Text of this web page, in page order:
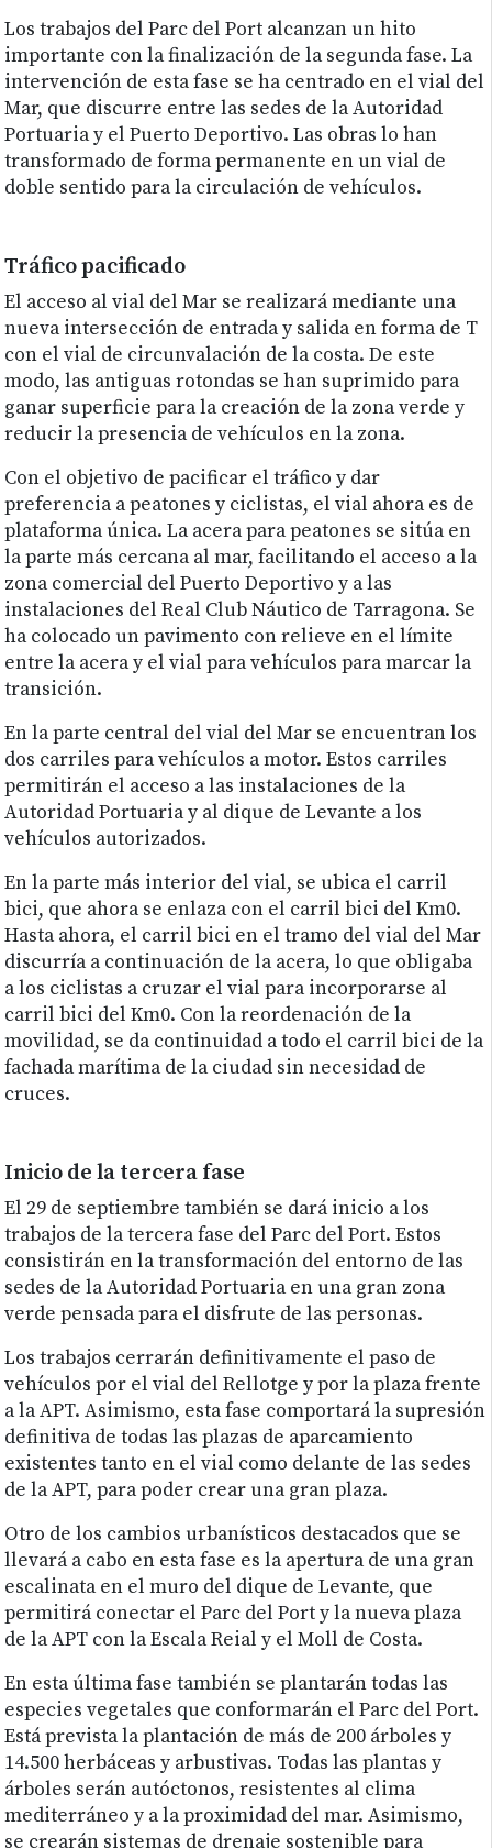
Los trabajos del Parc del Port alcanzan un hito
importante con la finalización de la segunda fase. La
intervención de esta fase se ha centrado en el vial del
Mar, que discurre entre las sedes de la Autoridad
Portuaria y el Puerto Deportivo. Las obras lo han
transformado de forma permanente en un vial de
doble sentido para la circulación de vehículos.
Tráfico pacificado
El acceso al vial del Mar se realizará mediante una
nueva intersección de entrada y salida en forma de T
con el vial de circunvalación de la costa. De este
modo, las antiguas rotondas se han suprimido para
ganar superficie para la creación de la zona verde y
reducir la presencia de vehículos en la zona.
Con el objetivo de pacificar el tráfico y dar
preferencia a peatones y ciclistas, el vial ahora es de
plataforma única. La acera para peatones se sitúa en
la parte más cercana al mar, facilitando el acceso a la
zona comercial del Puerto Deportivo y a las
instalaciones del Real Club Náutico de Tarragona. Se
ha colocado un pavimento con relieve en el límite
entre la acera y el vial para vehículos para marcar la
transición.
En la parte central del vial del Mar se encuentran los
dos carriles para vehículos a motor. Estos carriles
permitirán el acceso a las instalaciones de la
Autoridad Portuaria y al dique de Levante a los
vehículos autorizados.
En la parte más interior del vial, se ubica el carril
bici, que ahora se enlaza con el carril bici del Km0.
Hasta ahora, el carril bici en el tramo del vial del Mar
discurría a continuación de la acera, lo que obligaba
a los ciclistas a cruzar el vial para incorporarse al
carril bici del Km0. Con la reordenación de la
movilidad, se da continuidad a todo el carril bici de la
fachada marítima de la ciudad sin necesidad de
cruces.
Inicio de la tercera fase
El 29 de septiembre también se dará inicio a los
trabajos de la tercera fase del Parc del Port. Estos
consistirán en la transformación del entorno de las
sedes de la Autoridad Portuaria en una gran zona
verde pensada para el disfrute de las personas.
Los trabajos cerrarán definitivamente el paso de
vehículos por el vial del Rellotge y por la plaza frente
a la APT. Asimismo, esta fase comportará la supresión
definitiva de todas las plazas de aparcamiento
existentes tanto en el vial como delante de las sedes
de la APT, para poder crear una gran plaza.
Otro de los cambios urbanísticos destacados que se
llevará a cabo en esta fase es la apertura de una gran
escalinata en el muro del dique de Levante, que
permitirá conectar el Parc del Port y la nueva plaza
de la APT con la Escala Reial y el Moll de Costa.
En esta última fase también se plantarán todas las
especies vegetales que conformarán el Parc del Port.
Está prevista la plantación de más de 200 árboles y
14.500 herbáceas y arbustivas. Todas las plantas y
árboles serán autóctonos, resistentes al clima
mediterráneo y a la proximidad del mar. Asimismo,
se crearán sistemas de drenaje sostenible para